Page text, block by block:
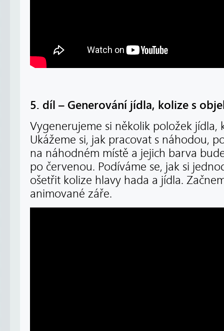
5. díl – Generování jídla, kolize s
Vygenerujeme si několik položek jídla,
Ukážeme si, jak pracovat s náhodou,
na náhodném místě a jejich barva
po červenou. Podíváme se, jak si
ošetřit kolize hlavy hada a jídla.
animované záře.